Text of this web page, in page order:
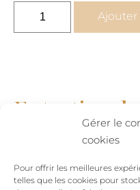
Gérer le
cookies
Pour offrir les meilleures
telles que les cookies pour
Ajouter
Entretien de
Mori bague
homme :
Dans chacune des